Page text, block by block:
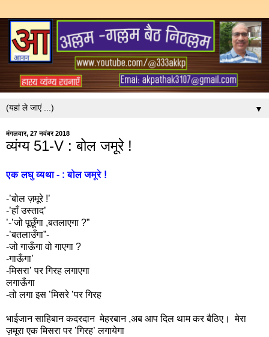
▼
मंगलवार, 27 नवंबर 2018
व्यंग्य 51-V : बोल जमूरे !
एक लघु व्यथा - : बोल जमूरे !
-’बोल ज़मूरे !’
-’हाँ उस्ताद’
’-’जो पूछूँगा ,बतलाएगा ?”
-’बतलाउँगा”-
-जो गाऊँगा वो गाएगा ?
-गाऊँगा’
-मिसरा’ पर गिरह लगाएगा
लगाऊँगा
-तो लगा इस ’मिसरे ’पर गिरह
भाईजान साहिबान कदरदान मेहरबान ,अब आप दिल थाम कर बैठिए। मेरा
ज़मूरा एक मिसरा पर ’गिरह’ लगायेगा